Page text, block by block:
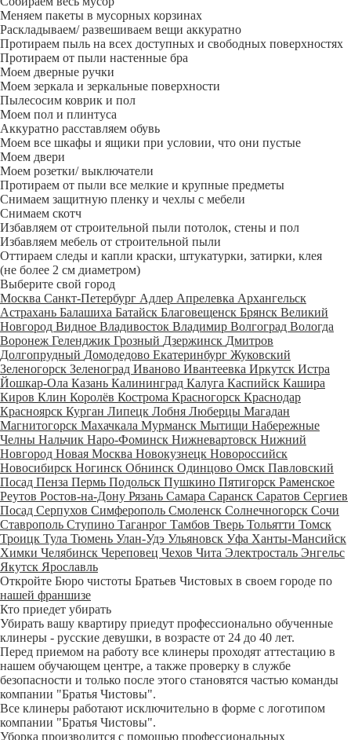
Меняем пакеты в мусорных корзинах
Раскладываем/ развешиваем вещи аккуратно
Протираем пыль на всех доступных и свободных поверхностях
Протираем от пыли настенные бра
Моем дверные ручки
Моем зеркала и зеркальные поверхности
Пылесосим коврик и пол
Моем пол и плинтуса
Аккуратно расставляем обувь
Моем все шкафы и ящики при условии, что они пустые
Моем двери
Моем розетки/ выключатели
Протираем от пыли все мелкие и крупные предметы
Снимаем защитную пленку и чехлы с мебели
Снимаем скотч
Избавляем от строительной пыли потолок, стены и пол
Избавляем мебель от строительной пыли
Оттираем следы и капли краски, штукатурки, затирки, клея
(не более 2 см диаметром)
Выберите свой город
Москва Санкт-Петербург Адлер Апрелевка Архангельск
Астрахань Балашиха Батайск Благовещенск Брянск Великий
Новгород Видное Владивосток Владимир Волгоград Вологда
Воронеж Геленджик Грозный Дзержинск Дмитров
Долгопрудный Домодедово Екатеринбург Жуковский
Зеленогорск Зеленоград Иваново Ивантеевка Иркутск Истра
Йошкар-Ола Казань Калининград Калуга Каспийск Кашира
Киров Клин Королёв Кострома Красногорск Краснодар
Красноярск Курган Липецк Лобня Люберцы Магадан
Магнитогорск Махачкала Мурманск Мытищи Набережные
Челны Нальчик Наро-Фоминск Нижневартовск Нижний
Новгород Новая Москва Новокузнецк Новороссийск
Новосибирск Ногинск Обнинск Одинцово Омск Павловский
Посад Пенза Пермь Подольск Пушкино Пятигорск Раменское
Реутов Ростов-на-Дону Рязань Самара Саранск Саратов Сергиев
Посад Серпухов Симферополь Смоленск Солнечногорск Сочи
Ставрополь Ступино Таганрог Тамбов Тверь Тольятти Томск
Троицк Тула Тюмень Улан-Удэ Ульяновск Уфа Ханты-Мансийск
Химки Челябинск Череповец Чехов Чита Электросталь Энгельс
Якутск Ярославль
Откройте Бюро чистоты Братьев Чистовых в своем городе по
нашей франшизе
Кто приедет убирать
Убирать вашу квартиру приедут профессионально обученные
клинеры - русские девушки, в возрасте от 24 до 40 лет.
Перед приемом на работу все клинеры проходят аттестацию в
нашем обучающем центре, а также проверку в службе
безопасности и только после этого становятся частью команды
компании "Братья Чистовы".
Все клинеры работают исключительно в форме с логотипом
компании "Братья Чистовы".
Уборка производится с помощью профессиональных